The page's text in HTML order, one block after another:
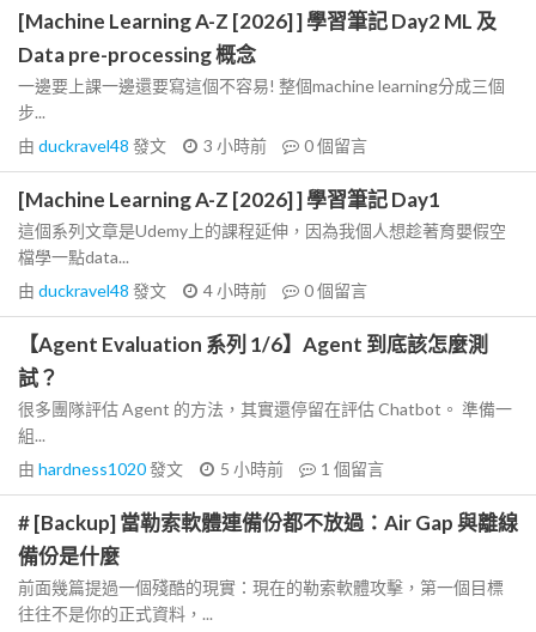
[Machine Learning A-Z [2026] ] 學習筆記 Day2 ML 及
Data pre-processing 概念
一邊要上課一邊還要寫這個不容易! 整個machine learning分成三個
步...
由 duckravel48 發文 3 小時前 0個留言
[Machine Learning A-Z [2026] ] 學習筆記 Day1
這個系列文章是Udemy上的課程延伸，因為我個人想趁著育嬰假空
檔學一點data...
由 duckravel48 發文 4 小時前 0個留言
【Agent Evaluation 系列 1/6】Agent 到底該怎麼測
試？
很多團隊評估 Agent 的方法，其實還停留在評估 Chatbot。 準備一
組...
由 hardness1020發文 5 小時前 1 個留言
# [Backup] 當勒索軟體連備份都不放過：Air Gap 與離線
備份是什麼
前面幾篇提過一個殘酷的現實：現在的勒索軟體攻擊，第一個目標
往往不是你的正式資料，...